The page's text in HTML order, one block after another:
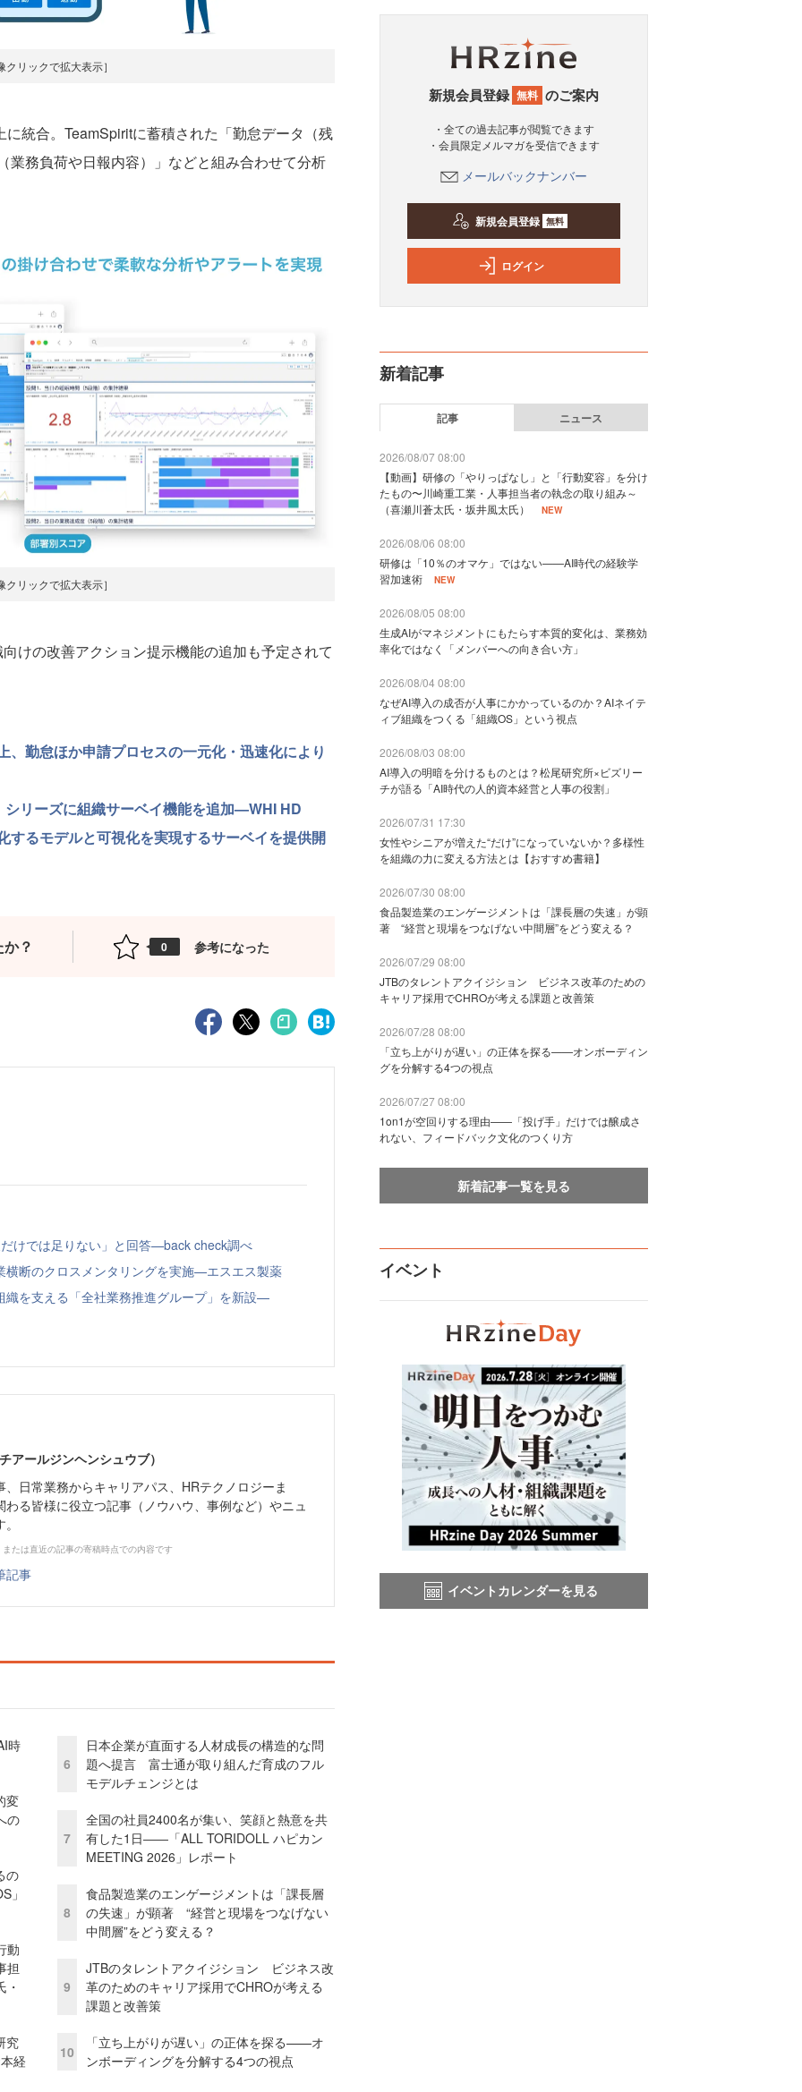
クリックで拡大表示］
統合。TeamSpiritに蓄積された「勤怠データ（残
業務負荷や日報内容）」などと組み合わせて分析
クリックで拡大表示］
の改善アクション提示機能の追加も予定されて
、勤怠ほか申請プロセスの一元化・迅速化により
リーズに組織サーベイ機能を追加—WHI HD
するモデルと可視化を実現するサーベイを提供開
？ 0 参考になった
けでは足りない」と回答—back check調べ
横断のクロスメンタリングを実施—エスエス製薬
織を支える「全社業務推進グループ」を新設—
アールジンヘンシュウブ）
日常業務からキャリアパス、HRテクノロジーま
る皆様に役立つ記事（ノウハウ、事例など）やニュ
たは直近の記事の寄稿時点での内容です
記事
時
変
の
の
」
動
担
究
経
6
日本企業が直面する人材成長の構造的な問
題へ提言 富士通が取り組んだ育成のフル
モデルチェンジとは
7
全国の社員2400名が集い、笑顔と熱意を共
有した1日――「ALL TORIDOLL ハピカン
MEETING 2026」レポート
8
食品製造業のエンゲージメントは「課長層
の失速」が顕著 “経営と現場をつなげない
中間層”をどう変える？
9
JTBのタレントアクイジション ビジネス改
革のためのキャリア採用でCHROが考える
課題と改善策
10
「立ち上がりが遅い」の正体を探る——オ
ンボーディングを分解する4つの視点
新規会員登録 無料 のご案内
・全ての過去記事が閲覧できます
・会員限定メルマガを受信できます
メールバックナンバー
新規会員登録 無料
ログイン
新着記事
記事 ニュース
2026/08/07 08:00
【動画】研修の「やりっぱなし」と「行動変容」を分け
たもの〜川崎重工業・人事担当者の執念の取り組み～
（喜瀬川蒼太氏・坂井風太氏）
NEW
2026/08/06 08:00
研修は「10％のオマケ」ではない——AI時代の経験学
習加速術
NEW
2026/08/05 08:00
生成AIがマネジメントにもたらす本質的変化は、業務効
率化ではなく「メンバーへの向き合い方」
2026/08/04 08:00
なぜAI導入の成否が人事にかかっているのか？AIネイテ
ィブ組織をつくる「組織OS」という視点
2026/08/03 08:00
AI導入の明暗を分けるものとは？松尾研究所×ビズリー
チが語る「AI時代の人的資本経営と人事の役割」
2026/07/31 17:30
女性やシニアが増えた“だけ”になっていないか？多様性
を組織の力に変える方法とは【おすすめ書籍】
2026/07/30 08:00
食品製造業のエンゲージメントは「課長層の失速」が顕
著 “経営と現場をつなげない中間層”をどう変える？
2026/07/29 08:00
JTBのタレントアクイジション ビジネス改革のための
キャリア採用でCHROが考える課題と改善策
2026/07/28 08:00
「立ち上がりが遅い」の正体を探る——オンボーディン
グを分解する4つの視点
2026/07/27 08:00
1on1が空回りする理由——「投げ手」だけでは醸成さ
れない、フィードバック文化のつくり方
新着記事一覧を見る
イベント
イベントカレンダーを見る